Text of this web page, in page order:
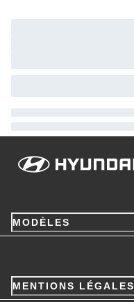
MODÈLES
MENTIONS LÉGALES